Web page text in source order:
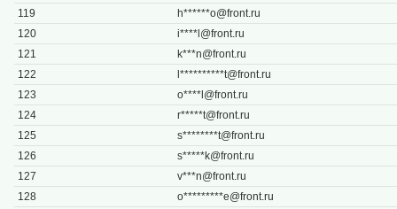
119
h******o@front.ru
120
i****l@front.ru
121
k***n@front.ru
122
l**********t@front.ru
123
o****l@front.ru
124
r*****t@front.ru
125
s********t@front.ru
126
s*****k@front.ru
127
v***n@front.ru
128
o*********e@front.ru